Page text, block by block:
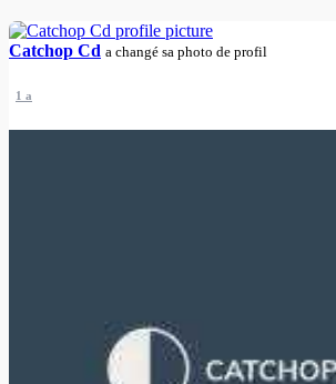
Catchop Cd a changé sa photo de profil
1 a